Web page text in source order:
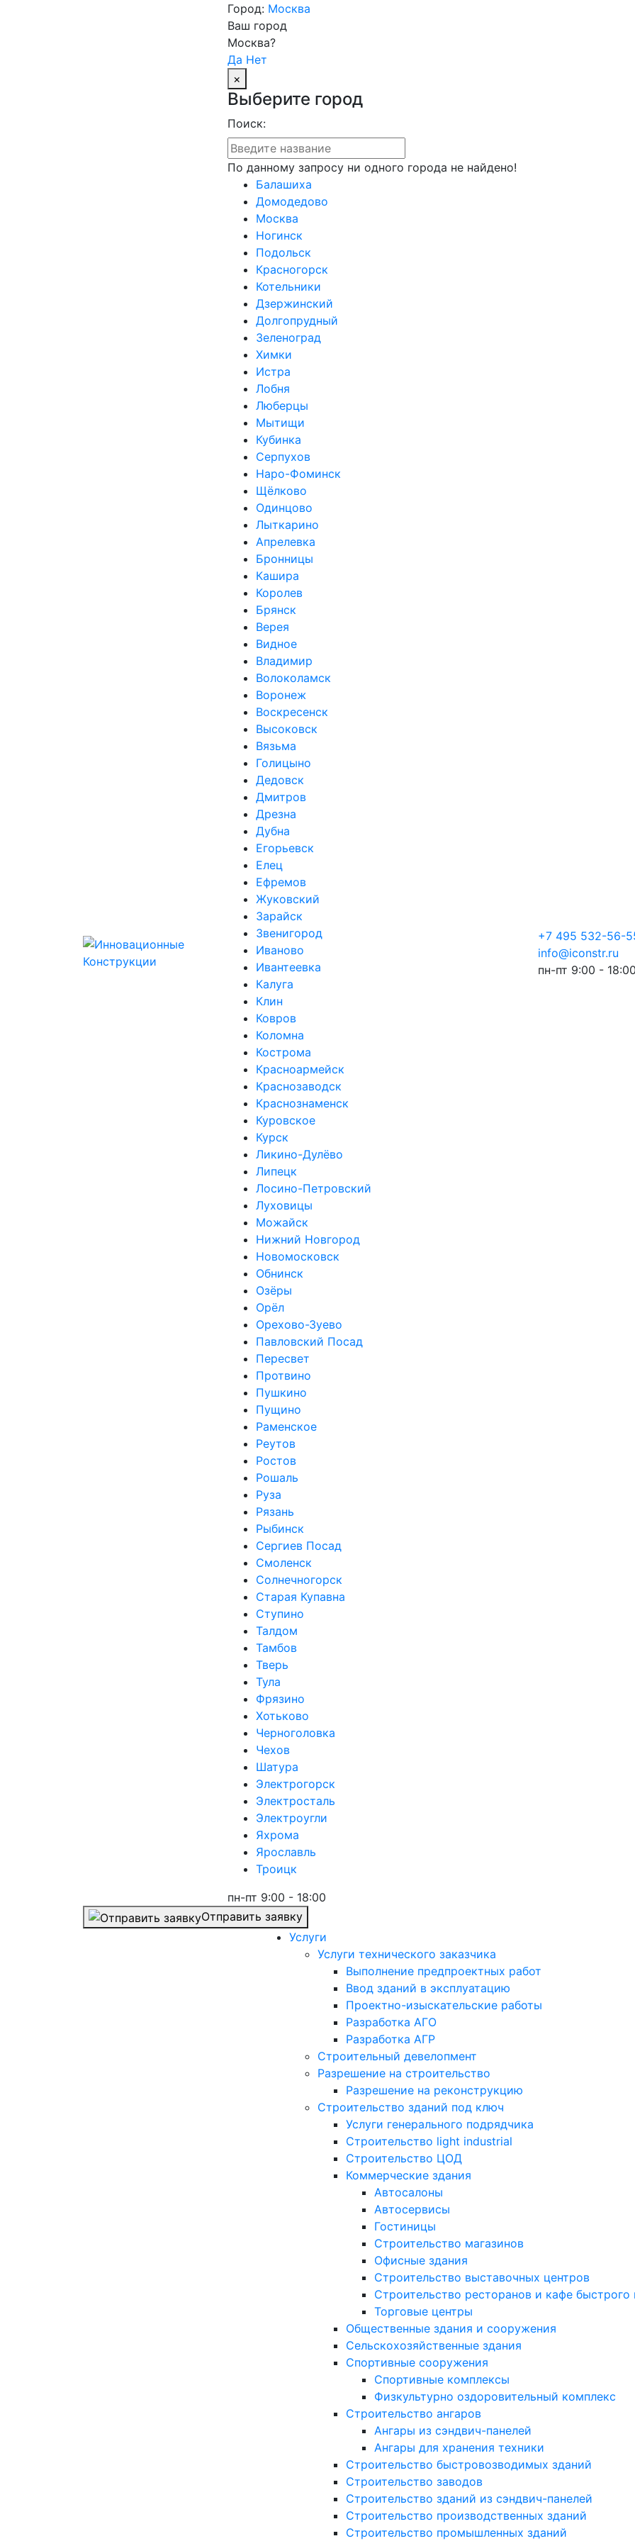
Город: Москва
Ваш город
Москва?
Да Нет
×
Выберите город
Поиск:
По данному запросу ни одного города не найдено!
Балашиха
Домодедово
Москва
Ногинск
Подольск
Красногорск
Котельники
Дзержинский
Долгопрудный
Зеленоград
Химки
Истра
Лобня
Люберцы
Мытищи
Кубинка
Серпухов
Наро-Фоминск
Щёлково
Одинцово
Лыткарино
Апрелевка
Бронницы
Кашира
Королев
Брянск
Верея
Видное
Владимир
Волоколамск
Воронеж
Воскресенск
Высоковск
Вязьма
Голицыно
Дедовск
Дмитров
Дрезна
Дубна
Егорьевск
Елец
Ефремов
Жуковский
Зарайск
Звенигород
Иваново
Ивантеевка
Калуга
Клин
Ковров
Коломна
Кострома
Красноармейск
Краснозаводск
Краснознаменск
Куровское
Курск
Ликино-Дулёво
Липецк
Лосино-Петровский
Луховицы
Можайск
Нижний Новгород
Новомосковск
Обнинск
Озёры
Орёл
Орехово-Зуево
Павловский Посад
Пересвет
Протвино
Пушкино
Пущино
Раменское
Реутов
Ростов
Рошаль
Руза
Рязань
Рыбинск
Сергиев Посад
Смоленск
Солнечногорск
Старая Купавна
Ступино
Талдом
Тамбов
Тверь
Тула
Фрязино
Хотьково
Черноголовка
Чехов
Шатура
Электрогорск
Электросталь
Электроугли
Яхрома
Ярославль
Троицк
пн-пт 9:00 - 18:00
+7 495 532-56-
info@iconstr.ru
пн-пт 9:00 -
Отправить заявку
Услуги
Услуги технического заказчика
Выполнение предпроектных работ
Ввод зданий в эксплуатацию
Проектно-изыскательские работы
Разработка АГО
Разработка АГР
Строительный девелопмент
Разрешение на строительство
Разрешение на реконструкцию
Строительство зданий под ключ
Услуги генерального подрядчика
Строительство light industrial
Строительство ЦОД
Коммерческие здания
Автосалоны
Автосервисы
Гостиницы
Строительство магазинов
Офисные здания
Строительство выставочных центров
Строительство ресторанов и кафе быстрого
Торговые центры
Общественные здания и сооружения
Сельскохозяйственные здания
Спортивные сооружения
Спортивные комплексы
Физкультурно оздоровительный комплекс
Строительство ангаров
Ангары из сэндвич-панелей
Ангары для хранения техники
Строительство быстровозводимых зданий
Строительство заводов
Строительство зданий из сэндвич-панелей
Строительство производственных зданий
Строительство промышленных зданий